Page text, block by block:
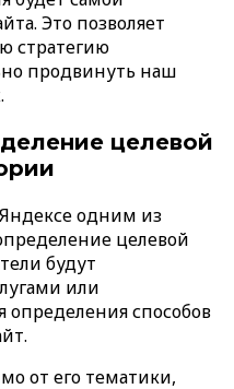
Это позволяет
стратегию
продвинуть наш
целевой
одним из
целевой
будут
или
определения способов
от его тематики,